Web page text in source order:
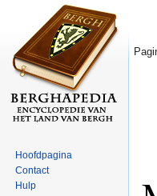
Hoofdpagina
Contact
Hulp